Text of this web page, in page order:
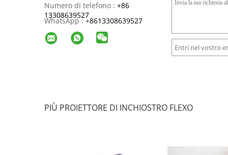
Numero di telefono : +86
13308639527
WhatsApp :+8613308639527
PIÙ PROIETTORE DI INCHIOSTRO FLEXO